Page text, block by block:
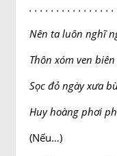
. . . . . . . . . . . . . . . .
Nên ta luôn nghĩ
Thôn xóm ven
Sọc đỏ ngày xưa
Huy hoàng phơi
(Nếu…)